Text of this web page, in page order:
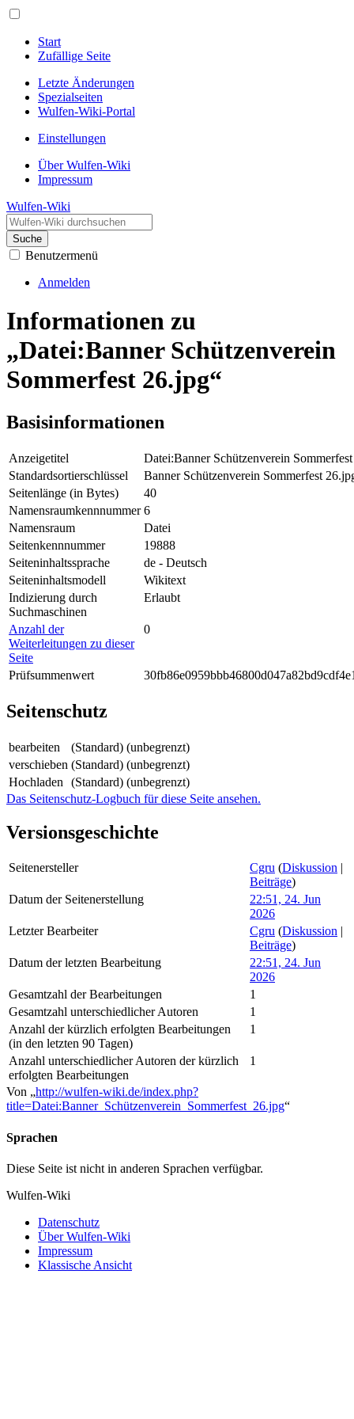
Start
Zufällige Seite
Letzte Änderungen
Spezialseiten
Wulfen-Wiki-Portal
Einstellungen
Über Wulfen-Wiki
Impressum
Wulfen-Wiki
Suche
Benutzermenü
Anmelden
Informationen zu
„Datei:Banner Schützenverein
Sommerfest 26.jpg“
Basisinformationen
Anzeigetitel
Datei:Banner Schützenverein
Standardsortierschlüssel
Banner Schützenverein Sommerfest
Seitenlänge (in Bytes)
40
Namensraumkennnummer 6
Namensraum
Datei
Seitenkennnummer
19888
Seiteninhaltssprache
de - Deutsch
Seiteninhaltsmodell
Wikitext
Indizierung durch
Suchmaschinen
Erlaubt
Anzahl der
Weiterleitungen zu dieser
Seite
0
Prüfsummenwert
Seitenschutz
bearbeiten
(Standard) (unbegrenzt)
verschieben (Standard) (unbegrenzt)
Hochladen
(Standard) (unbegrenzt)
Das Seitenschutz-Logbuch für diese Seite ansehen.
Versionsgeschichte
Seitenersteller Cgru (Diskussion |
Beiträge)
Datum der Seitenerstellung
22:51, 24. Jun
2026
Letzter Bearbeiter
Cgru (Diskussion |
Beiträge)
Datum der letzten Bearbeitung
22:51, 24. Jun
2026
Gesamtzahl der Bearbeitungen
1
Gesamtzahl unterschiedlicher Autoren
1
Anzahl der kürzlich erfolgten Bearbeitungen
(in den letzten 90 Tagen)
1
Anzahl unterschiedlicher Autoren der kürzlich
erfolgten Bearbeitungen
1
Von „http://wulfen-wiki.de/index.php?
title=Datei:Banner_Schützenverein_Sommerfest_26.jpg“
Sprachen
Diese Seite ist nicht in anderen Sprachen verfügbar.
Wulfen-Wiki
Datenschutz
Über Wulfen-Wiki
Impressum
Klassische Ansicht